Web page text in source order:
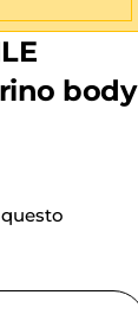
body